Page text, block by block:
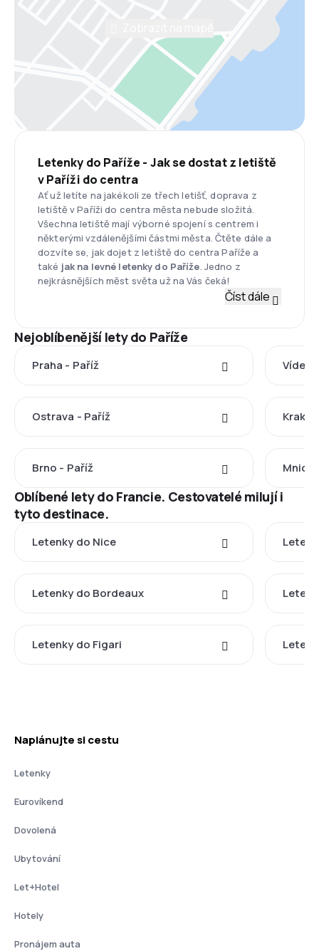
Letenky do Paříže - Jak se dostat z letiště
v Paříži do centra
Ať už letíte na jakékoli ze třech letišť, doprava z
letiště v Paříži do centra města nebude složitá.
Všechna letiště mají výborné spojení s centrem i
některými vzdálenějšími částmi města. Čtěte dále a
dozvíte se, jak dojet z letiště do centra Paříže a
také jak na levné letenky do Paříže. Jedno z
nejkrásnějších měst světa už na Vás čeká!
Číst dále
Nejoblíbenější lety do Paříže
Praha - Paříž Vídeň
Ostrava - Paříž
Brno - Paříž
Oblíbené lety do Francie. Cestovatelé milují i
tyto destinace.
Letenky do Nice
Letenky do Bordeaux
Letenky do Figari
Naplánujte si cestu
Letenky
Eurovíkend
Dovolená
Ubytování
Let+Hotel
Hotely
Pronájem auta